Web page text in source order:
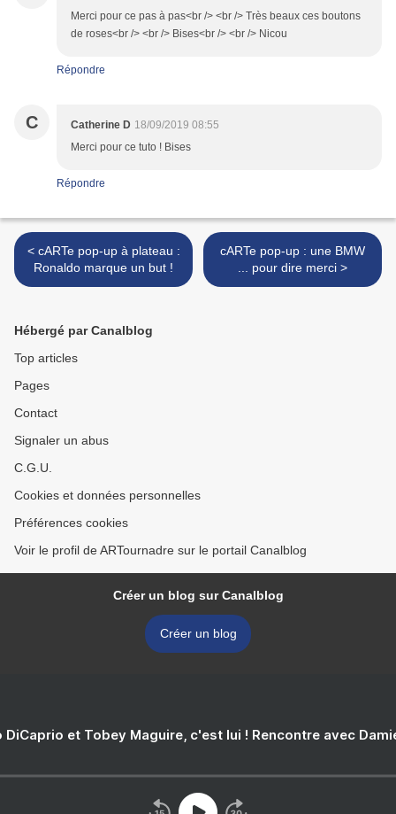
Merci pour ce pas à pas<br /> <br /> Très beaux ces boutons
de roses<br /> <br /> Bises<br /> <br /> Nicou
Répondre
C Catherine D 18/09/2019 08:55
Merci pour ce tuto ! Bises
Répondre
< cARTe pop-up à plateau :
Ronaldo marque un but !
cARTe pop-up : une BMW
... pour dire merci >
Hébergé par Canalblog
Top articles
Pages
Contact
Signaler un abus
C.G.U.
Cookies et données personnelles
Préférences cookies
Voir le profil de ARTournadre sur le portail Canalblog
Créer un blog sur Canalblog
Créer un blog
DiCaprio et Tobey Maguire, c'est lui ! Rencontre avec